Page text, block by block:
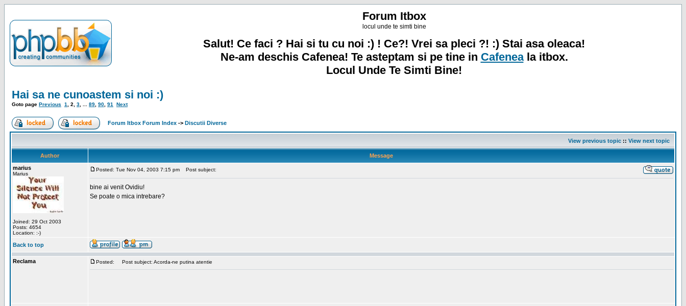
Forum Itbox
locul unde te simti bine
Salut! Ce faci ? Hai si tu cu noi :) ! Ce?! Vrei sa pleci ?! :) Stai asa oleaca!
Ne-am deschis Cafenea! Te asteptam si pe tine in Cafeneala itbox.
Locul Unde Te Simti Bine!
Hai sa ne cunoastem si noi :)
Goto page Previous 1 2 3 89 90 91 Next
Forum Itbox Forum Index -> Discutii Diverse
View previous topic :: View next topic
Author
Message
marius
Marius
Joined: 29 Oct 2003
Posts: 4654
Location: :-)
Posted: Tue Nov 04, 2003 7:15 pm Post subject:
bine ai venit Ovidiu!
Se poate o mica intrebare?
Back to top
Reclama Posted: Post subject: Acorda-ne putina atentie